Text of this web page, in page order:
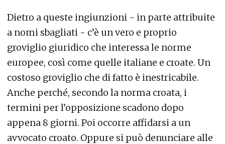
Dietro a queste ingiunzioni - in parte attribuite
a nomi sbagliati - c’è un vero e proprio
groviglio giuridico che interessa le norme
europee, così come quelle italiane e croate. Un
costoso groviglio che di fatto è inestricabile.
Anche perché, secondo la norma croata, i
termini per l’opposizione scadono dopo
appena 8 giorni. Poi occorre affidarsi a un
avvocato croato. Oppure si può denunciare alle